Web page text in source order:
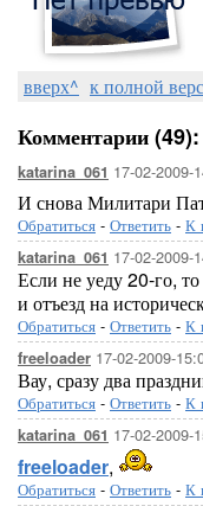
вверх^ к полной
Комментарии (49):
katarina_061 17-02-2009-
И снова Милитари
Обратиться - Ответить - К
katarina_061 17-02-2009-
Если не уеду 20-го,
и отъезд на
Обратиться - Ответить - К
freeloader 17-02-2009-
Вау, сразу два
Обратиться - Ответить - К
katarina_061 17-02-2009-
freeloader,
Обратиться - Ответить - К